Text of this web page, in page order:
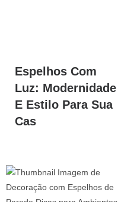
Espelhos Com
Luz: Modernidade
E Estilo Para Sua
Cas